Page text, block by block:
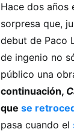
Hace dos años
sorpresa que,
debut de Paco
de ingenio no
público una
continuación,
que se
pasa cuando el